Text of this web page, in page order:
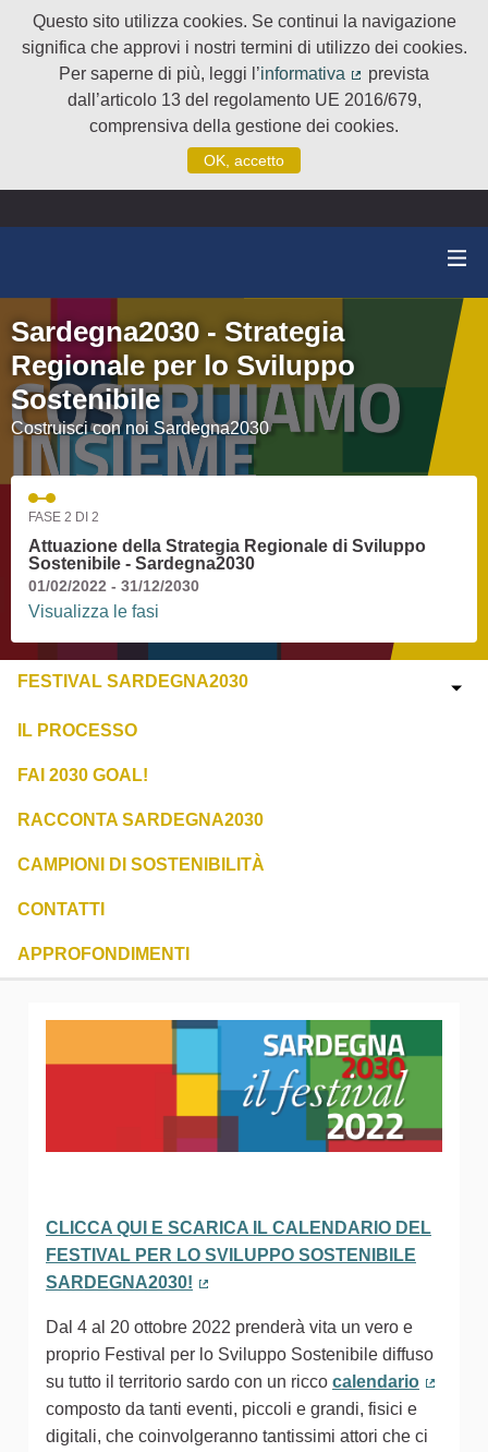
Questo sito utilizza cookies. Se continui la navigazione
significa che approvi i nostri termini di utilizzo dei cookies.
Per saperne di più, leggi l’informativa
(Collegamento
prevista
dall’articolo 13 del regolamento UE 2016/679,
comprensiva della gestione dei cookies.
OK, accetto
Sardegna2030 - Strategia
Regionale per lo Sviluppo
Sostenibile
Costruisci con noi Sardegna2030
FASE 2 DI 2
Attuazione della Strategia Regionale di Sviluppo
Sostenibile - Sardegna2030
01/02/2022 - 31/12/2030
Visualizza le fasi
FESTIVAL SARDEGNA2030
IL PROCESSO
FAI 2030 GOAL!
RACCONTA SARDEGNA2030
CAMPIONI DI SOSTENIBILITÀ
CONTATTI
APPROFONDIMENTI
CLICCA QUI E SCARICA IL CALENDARIO DEL
FESTIVAL PER LO SVILUPPO SOSTENIBILE
SARDEGNA2030!
Dal 4 al 20 ottobre 2022 prenderà vita un vero e
proprio Festival per lo Sviluppo Sostenibile diffuso
su tutto il territorio sardo con un ricco calendario
composto da tanti eventi, piccoli e grandi, fisici e
digitali, che coinvolgeranno tantissimi attori che ci